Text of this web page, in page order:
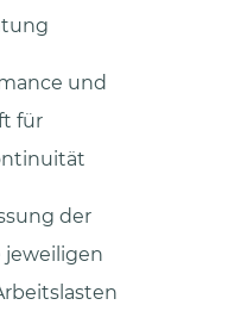
und
für
der
jeweiligen